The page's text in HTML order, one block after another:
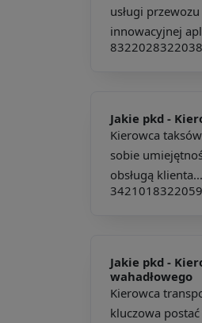
usługi
innowacyjnej
832202832203
Jakie pkd -
Kierowca
sobie
obsługą
342101832205
Jakie pkd -
wahadłowego
Kierowca
kluczowa